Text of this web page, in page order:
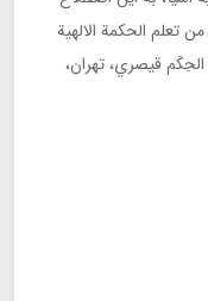
تعلم الحكمة الالهية
قيصري، تهران،